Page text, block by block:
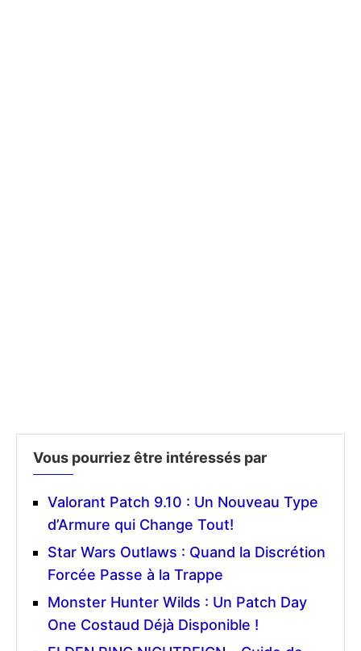
Vous pourriez être intéressés par
Valorant Patch 9.10 : Un Nouveau Type
d’Armure qui Change Tout!
Star Wars Outlaws : Quand la Discrétion
Forcée Passe à la Trappe
Monster Hunter Wilds : Un Patch Day
One Costaud Déjà Disponible !